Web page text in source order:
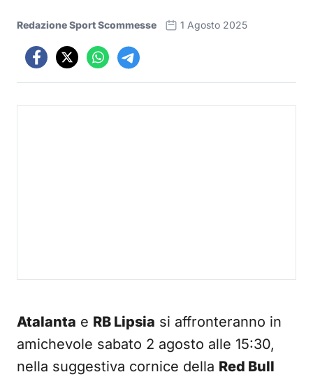
Redazione Sport Scommesse 1 Agosto 2025
Atalanta e RB Lipsia si affronteranno in
amichevole sabato 2 agosto alle 15:30,
nella suggestiva cornice della Red Bull